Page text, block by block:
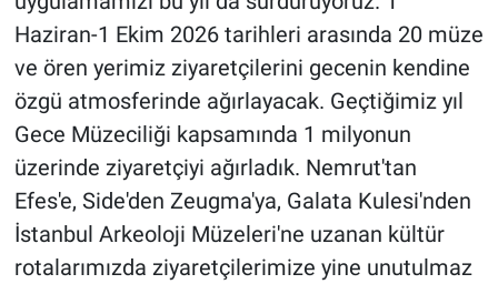
Haziran-1 Ekim 2026 tarihleri arasında 20 müze
ve ören yerimiz ziyaretçilerini gecenin kendine
özgü atmosferinde ağırlayacak. Geçtiğimiz yıl
Gece Müzeciliği kapsamında 1 milyonun
üzerinde ziyaretçiyi ağırladık. Nemrut'tan
Efes'e, Side'den Zeugma'ya, Galata Kulesi'nden
İstanbul Arkeoloji Müzeleri'ne uzanan kültür
rotalarımızda ziyaretçilerimize yine unutulmaz